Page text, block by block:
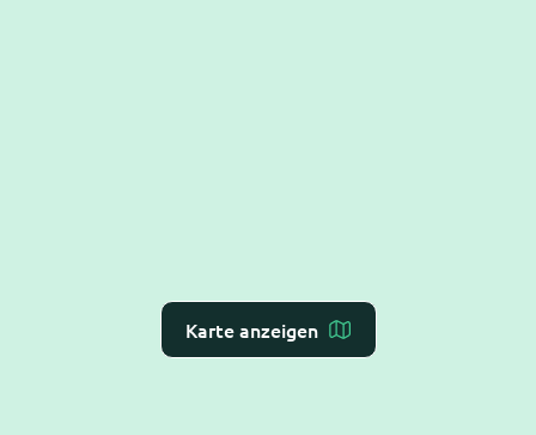
Karte anzeigen